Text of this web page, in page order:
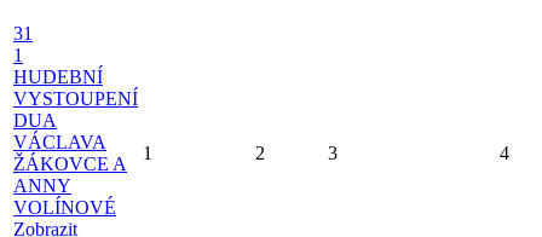
31
1
HUDEBNÍ
VYSTOUPENÍ
DUA
VÁCLAVA
ŽÁKOVCE A
ANNY
VOLÍNOVÉ
Zobrazit
1 2 3 4